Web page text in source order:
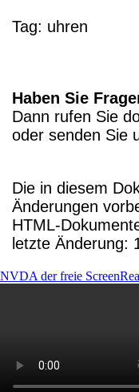
Tag: uhren
Haben Sie
Dann rufen Sie
oder senden Sie
Die in diesem
Änderungen
HTML-
letzte Änderung:
NVDA der freie